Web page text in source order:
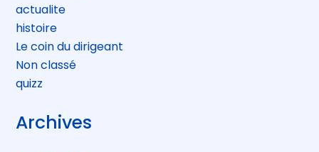
actualite
histoire
Le coin du dirigeant
Non classé
quizz
Archives